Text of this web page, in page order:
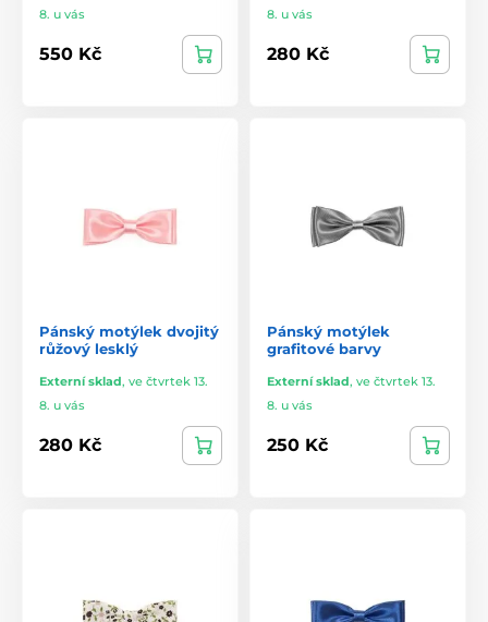
8. u vás
550 Kč
8. u vás
280 Kč
Pánský motýlek dvojitý
růžový lesklý
Externí sklad, ve čtvrtek 13.
8. u vás
280 Kč
Pánský motýlek
grafitové barvy
Externí sklad, ve čtvrtek 13.
8. u vás
250 Kč